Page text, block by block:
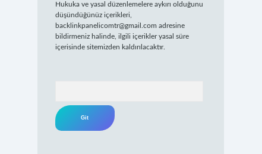
Hukuka ve yasal düzenlemelere aykırı olduğunu
düşündüğünüz içerikleri,
backlinkpanelicomtr@gmail.com adresine
bildirmeniz halinde, ilgili içerikler yasal süre
içerisinde sitemizden kaldırılacaktır.